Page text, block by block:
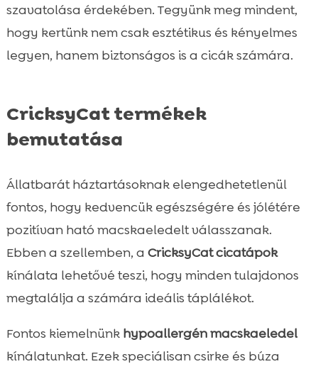
szavatolása érdekében. Tegyünk meg mindent,
hogy kertünk nem csak esztétikus és kényelmes
legyen, hanem biztonságos is a cicák számára.
CricksyCat termékek
bemutatása
Állatbarát háztartásoknak elengedhetetlenül
fontos, hogy kedvencük egészségére és jólétére
pozitívan ható macskaeledelt válasszanak.
Ebben a szellemben, a CricksyCat cicatápok
kínálata lehetővé teszi, hogy minden tulajdonos
megtalálja a számára ideális táplálékot.
Fontos kiemelnünk hypoallergén macskaeledel
kínálatunkat. Ezek speciálisan csirke és búza